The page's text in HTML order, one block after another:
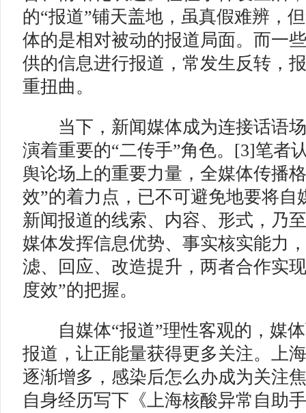
的“报道”铺天盖地，虽真假难辨，
体的是相对被动的报道局面。而一
供的信息进行报道，常发生反转，
重扭曲。
当下，新闻媒体成为连接话语场
演着重要的“二传手”角色。[3]笔者
舆论场上的重要力量，全媒体传播
效”的着力点，已不可避免地要将自
新闻报道的线索、内容、形式，乃
媒体发挥信息优势、事实核实能力
滤、回应、改造提升，两者合作实
度效”的把握。
自媒体“报道”理性客观的，媒体
报道，让正能量获得更多关注。上
逐渐增多，感染后怎么办成为关注
自身经历写下《上海核酸异常自助